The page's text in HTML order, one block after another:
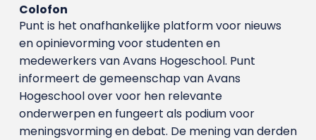
Colofon
Punt is het onafhankelijke platform voor nieuws
en opinievorming voor studenten en
medewerkers van Avans Hoge­school. Punt
informeert de gemeenschap van Avans
Hogeschool over voor hen relevante
onderwerpen en fungeert als podium voor
meningsvorming en debat. De mening van derden